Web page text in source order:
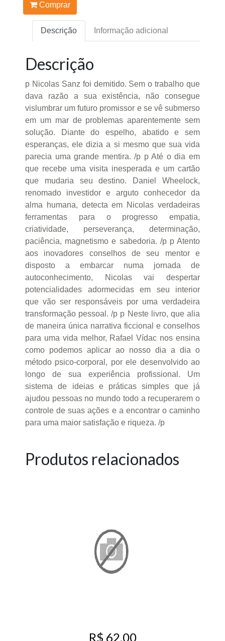
Comprar
Descrição Informação adicional
Descrição
p Nicolas Sanz foi demitido. Sem o trabalho que
dava razão a sua existência, não consegue
vislumbrar um futuro promissor e se vê submerso
em um mar de problemas aparentemente sem
solução. Diante do espelho, abatido e sem
esperanças, ele dizia a si mesmo que sua vida
parecia uma grande mentira. /p p Até o dia em
que recebe uma visita inesperada e um cartão
que mudaria seu destino. Daniel Wheelock,
renomado investidor e arguto conhecedor da
alma humana, detecta em Nicolas verdadeiras
ferramentas para o progresso empatia,
criatividade, perseverança, determinação,
paciência, magnetismo e sabedoria. /p p Atento
aos inovadores conselhos de seu mentor e
disposto a embarcar numa jornada de
autoconhecimento, Nicolas vai despertar
potencialidades adormecidas em seu interior
que vão ser responsáveis por uma verdadeira
transformação pessoal. /p p Neste livro, que alia
de maneira única narrativa ficcional e conselhos
para uma vida melhor, Rafael Vídac nos ensina
como podemos aplicar ao nosso dia a dia o
método psico-corporal, por ele desenvolvido ao
longo de sua experiência profissional. Um
sistema de ideias e práticas simples que já
ajudou pessoas no mundo todo a recuperarem o
controle de suas ações e a encontrar o caminho
para uma maior satisfação e riqueza. /p
Produtos relacionados
R$ 62,00